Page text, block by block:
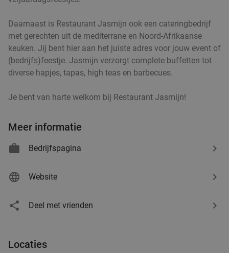
Daarnaast is Restaurant Jasmijn ook een cateringbedrijf
met gerechten uit de mediterrane en Noord-Afrikaanse
keuken. Jij bent hier aan het juiste adres voor jouw event of
(bedrijfs)feestje. Jasmijn verzorgt complete buffetten tot
diverse hapjes, tapas, high teas en barbecues.
Je bent van harte welkom bij Restaurant Jasmijn!
Meer informatie
Bedrijfspagina
Website
Deel met vrienden
Locaties